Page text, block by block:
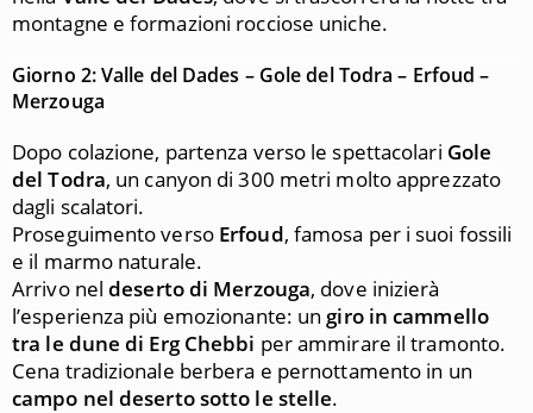
montagne e formazioni rocciose uniche.
Giorno 2: Valle del Dades – Gole del Todra – Erfoud –
Merzouga
Dopo colazione, partenza verso le spettacolari Gole
del Todra, un canyon di 300 metri molto apprezzato
dagli scalatori.
Proseguimento verso Erfoud, famosa per i suoi fossili
e il marmo naturale.
Arrivo neldeserto di Merzouga, dove inizierà
l’esperienza più emozionante: un giro in cammello
tra le dune di Erg Chebbi per ammirare il tramonto.
Cena tradizionale berbera e pernottamento in un
campo nel deserto sotto le stelle.